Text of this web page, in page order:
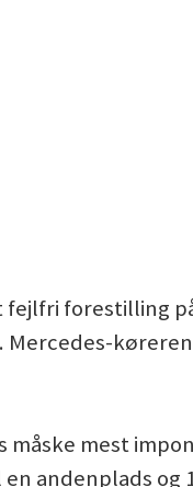
forestilling
Mercedes-
måske mest
andenplads og